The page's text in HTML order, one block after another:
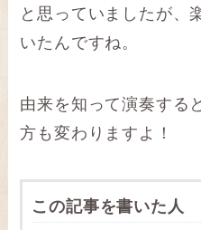
と思っていましたが、
いたんですね。
由来を知って演奏する
方も変わりますよ！
この記事を書いた人